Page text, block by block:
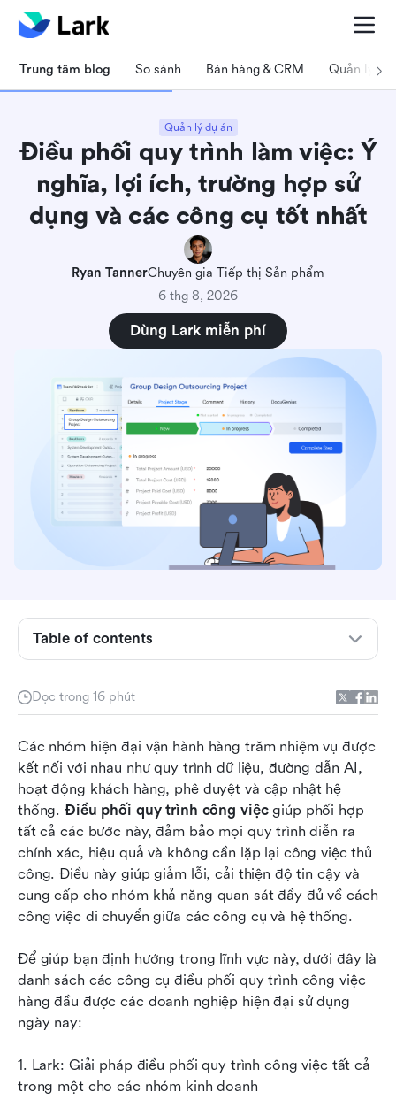
Trung tâm blog So sánh Bán hàng & CRM Quản lý dự
Quản lý dự án
Điều phối quy trình làm việc: Ý
nghĩa, lợi ích, trường hợp sử
dụng và các công cụ tốt nhất
Ryan TannerChuyên gia Tiếp thị Sản phẩm
6 thg 8, 2026
Dùng Lark miễn phí
Đọc trong 16 phút
Các nhóm hiện đại vận hành hàng trăm nhiệm vụ được
kết nối với nhau như quy trình dữ liệu, đường dẫn AI,
hoạt động khách hàng, phê duyệt và cập nhật hệ
thống. Điều phối quy trình công việc giúp phối hợp
tất cả các bước này, đảm bảo mọi quy trình diễn ra
chính xác, hiệu quả và không cần lặp lại công việc thủ
công. Điều này giúp giảm lỗi, cải thiện độ tin cậy và
cung cấp cho nhóm khả năng quan sát đầy đủ về cách
công việc di chuyển giữa các công cụ và hệ thống.
Để giúp bạn định hướng trong lĩnh vực này, dưới đây là
danh sách các công cụ điều phối quy trình công việc
hàng đầu được các doanh nghiệp hiện đại sử dụng
ngày nay:
1. Lark: Giải pháp điều phối quy trình công việc tất cả
trong một cho các nhóm kinh doanh
Table of contents
Quy trình điều phối công việc là gì?
làm việc (Các thành phần cốt lõi)
phối quy trình làm việc
8 công cụ điều phối quy trình làm việc hàng đầu
Cách chọn nền tảng điều phối quy trình làm việc
Tại sao việc điều phối quy trình làm việc lại quan
trọng ngày nay
Kết luận
Đọc liên quan